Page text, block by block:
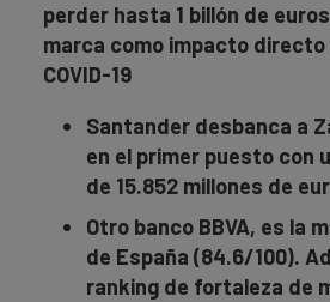
perder hasta 1 billón de
marca como impacto
COVID-19
Santander desbanca a
en el primer puesto con
de 15.852 millones de
Otro banco BBVA, es la
de España (84.6/100).
ranking de fortaleza de